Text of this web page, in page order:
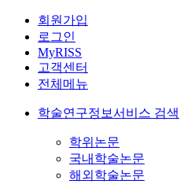
회원가입
로그인
MyRISS
고객센터
전체메뉴
학술연구정보서비스 검색
학위논문
국내학술논문
해외학술논문